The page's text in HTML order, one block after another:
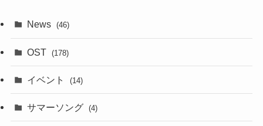
News (46)
OST (178)
イベント (14)
サマーソング (4)